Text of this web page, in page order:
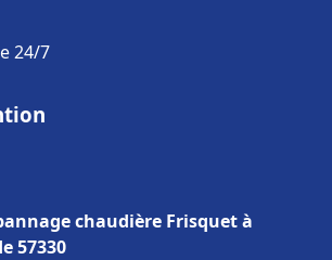
24/7
chaudière Frisquet à
57330